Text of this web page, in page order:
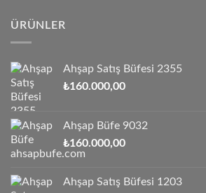
ÜRÜNLER
Ahşap Satış Büfesi 2355
₺160.000,00
Ahşap Büfe 9032
₺160.000,00
Ahşap Satış Büfesi 1203